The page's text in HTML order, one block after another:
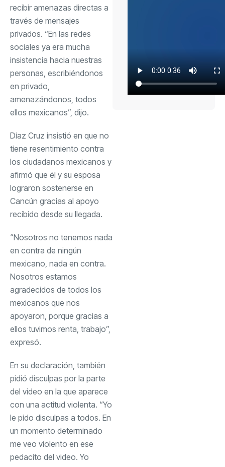
recibir amenazas directas a
través de mensajes
privados. “En las redes
sociales ya era mucha
insistencia hacia nuestras
personas, escribiéndonos
en privado,
amenazándonos, todos
ellos mexicanos”, dijo.
Díaz Cruz insistió en que no
tiene resentimiento contra
los ciudadanos mexicanos y
afirmó que él y su esposa
lograron sostenerse en
Cancún gracias al apoyo
recibido desde su llegada.
“Nosotros no tenemos nada
en contra de ningún
mexicano, nada en contra.
Nosotros estamos
agradecidos de todos los
mexicanos que nos
apoyaron, porque gracias a
ellos tuvimos renta, trabajo”,
expresó.
En su declaración, también
pidió disculpas por la parte
del video en la que aparece
con una actitud violenta. “Yo
le pido disculpas a todos. En
un momento determinado
me veo violento en ese
pedacito del video. Yo